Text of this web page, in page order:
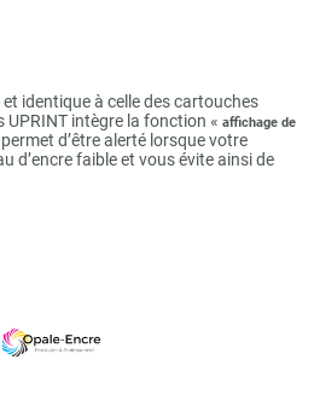
identique à celle des cartouches
UPRINT intègre la fonction « affichage de
d’être alerté lorsque votre
d’encre faible et vous évite ainsi de